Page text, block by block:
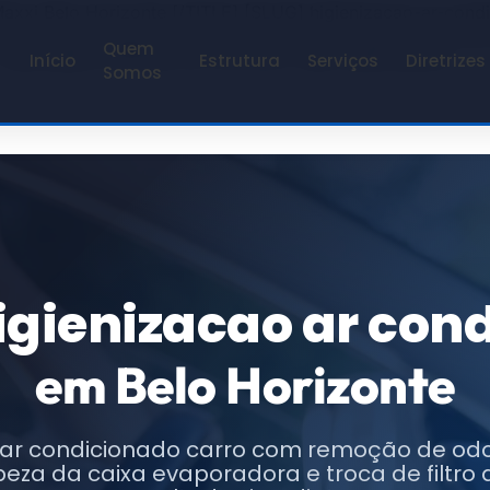
da caixa evaporadora, dutos e filtro de cabine com
APENAS OS TEXTOS E URLs INDICADOS)
Início
Quem
Somos
Estrutura Serviços Diretrizes
ar
em Belo Horizonte
condicionado carro com remoção de
da caixa evaporadora e troca de filtro